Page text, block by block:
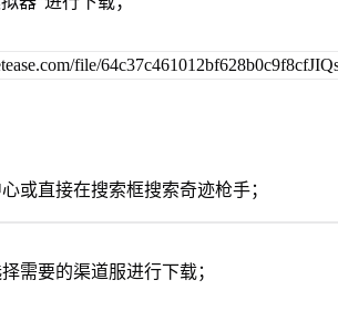
或直接在搜索框搜索奇迹枪手；
需要的渠道服进行下载；